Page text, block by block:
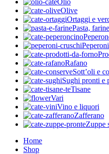
Olio
Olive
Ortaggi e
Pasta,
Rafano
Sott’oli e
Sughi pronti e
Tisane
Vari
Vino e liquori
Zafferano
Zuppe
Home
Shop